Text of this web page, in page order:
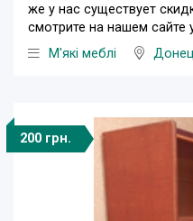
же у нас существует
смотрите на нашем сайте
М'які меблі
200 грн.